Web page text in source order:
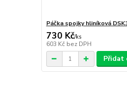
Páčka spojky hliníková
730 Kč/ks
603 Kč bez DPH
Přidat